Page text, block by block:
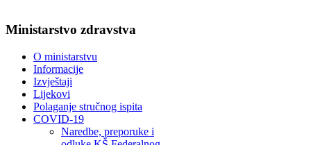
Ministarstvo zdravstva
O ministarstvu
Informacije
Izvještaji
Lijekovi
Polaganje stručnog ispita
COVID-19
Naredbe, preporuke i